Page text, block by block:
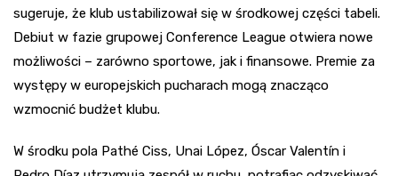
sugeruje, że klub ustabilizował się w środkowej części tabeli.
Debiut w fazie grupowej Conference League otwiera nowe
możliwości – zarówno sportowe, jak i finansowe. Premie za
występy w europejskich pucharach mogą znacząco
wzmocnić budżet klubu.
W środku pola Pathé Ciss, Unai López, Óscar Valentín i